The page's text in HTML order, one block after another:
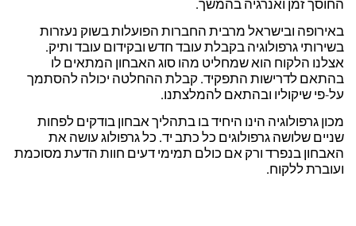
החוסך זמן ואנרגיה בהמשך.
באירופה ובישראל מרבית החברות הפועלות בשוק נעזרות
בשירותי גרפולוגיה בקבלת עובד חדש ובקידום עובד ותיק.
אצלנו הלקוח הוא שמחליט מהו סוג האבחון המתאים לו
בהתאם לדרישות התפקיד. קבלת ההחלטה יכולה להסתמך
על-פי שיקוליו ובהתאם להמלצתנו.
מכון גרפולוגיה הינו היחיד בו בתהליך אבחון בודקים לפחות
שניים שלושה גרפולוגים כל כתב יד. כל גרפולוג עושה את
האבחון בנפרד ורק אם כולם תמימי דעים חוות הדעת מסוכמת
ועוברת ללקוח.